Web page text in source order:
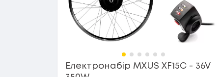
Електронабір MXUS XF15C - 36V